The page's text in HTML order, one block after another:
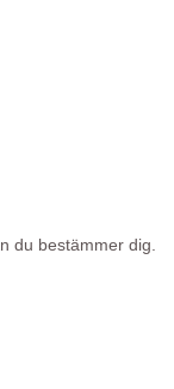
du bestämmer dig.